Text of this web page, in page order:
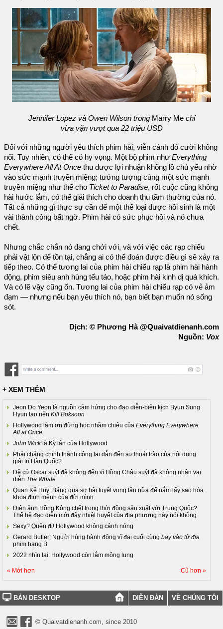
Jennifer Lopez và Owen Wilson trongMarry Me chỉ
vừa vặn vượt qua 22 triệu USD
Đối với những người yêu thích phim hài, viễn cảnh đó cười không
nổi. Tuy nhiên, có thể có hy vọng. Một bộ phim như Everything
Everywhere All At Once thu được lợi nhuận khổng lồ chủ yếu nhờ
vào sức mạnh truyền miệng; tưởng tượng cùng một sức mạnh
truyền miệng như thế cho Ticket to Paradise, rốt cuộc cũng không
hài hước lắm, có thể giải thích cho doanh thu tầm thường của nó.
Tất cả những gì thực sự cần để một thể loại được hồi sinh là một
vài thành công bất ngờ. Phim hài có sức phục hồi và nó chưa
chết.
Nhưng chắc chắn nó đang chới với, và với việc các rạp chiếu
phải vật lộn để tồn tại, chẳng ai có thể đoán được điều gì sẽ xảy ra
tiếp theo. Có thể tương lai của phim hài chiếu rạp là phim hài hành
động, phim siêu anh hùng tếu táo, hoặc phim hài kinh dị quá khích.
Và có lẽ vậy cũng ổn. Tương lai của phim hài chiếu rạp có vẻ ảm
đạm — nhưng nếu bạn yêu thích nó, bạn biết bạn muốn nó sống
sót.
Dịch: © Phương Hà @Quaivatdienanh.com
Nguồn: Vox
+ XEM THÊM
Jeon Do Yeon là nguồn cảm hứng cho đạo diễn-biên kịch Byun Sung
Hyun tạo nên Kill Boksoon
Hollywood làm ơn đừng học nhầm chiêu của Everything Everywhere
All at Once
John Wicklà Kỳ lân của Hollywood
Phải chăng chính thành công lại dẫn đến sự thoái trào của nội dung
giải trí Hàn Quốc?
Đề cử Oscar suýt đã không đến vì Hồng Châu suýt đã không nhận vai
diễn The Whale
Quan Kế Huy: Băng qua sợ hãi tuyệt vọng lần nữa để nắm lấy sao hóa
khoa định mệnh của đời mình
Điện ảnh Hồng Kông chết trong thời đồng sản xuất với Trung Quốc?
Thế hệ đạo diễn mới đầy nhiệt huyết của địa phương này nói không
Sexy? Quên đi! Hollywood không cảnh nóng
Gerard Butler: Người hùng hành động vĩ đại cuối cùng bay vào tử địa
phim hạng B
2022 nhìn lại: Hollywood còn lắm mông lung
« Mới hơn Cũ hơn »
BẢN DESKTOP DIỄN ĐÀN VỀ CHÚNG TÔI
© Quaivatdienanh.com, since 2010